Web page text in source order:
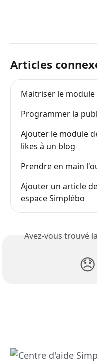
Articles
Maitriser le
Programmer la
Ajouter le module
likes à un blog
Prendre en main
Ajouter un article
espace Simplébo
Avez-vous trouvé
😞